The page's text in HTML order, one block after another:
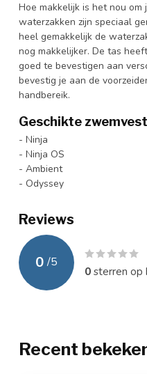
Hoe makkelijk is het nou
waterzakken zijn speciaal
heel gemakkelijk de
nog makkelijker. De tas
goed te bevestigen aan
bevestig je aan de
handbereik.
Geschikte
- Ninja
- Ninja OS
- Ambient
- Odyssey
Reviews
0 /5
0sterren op
Recent